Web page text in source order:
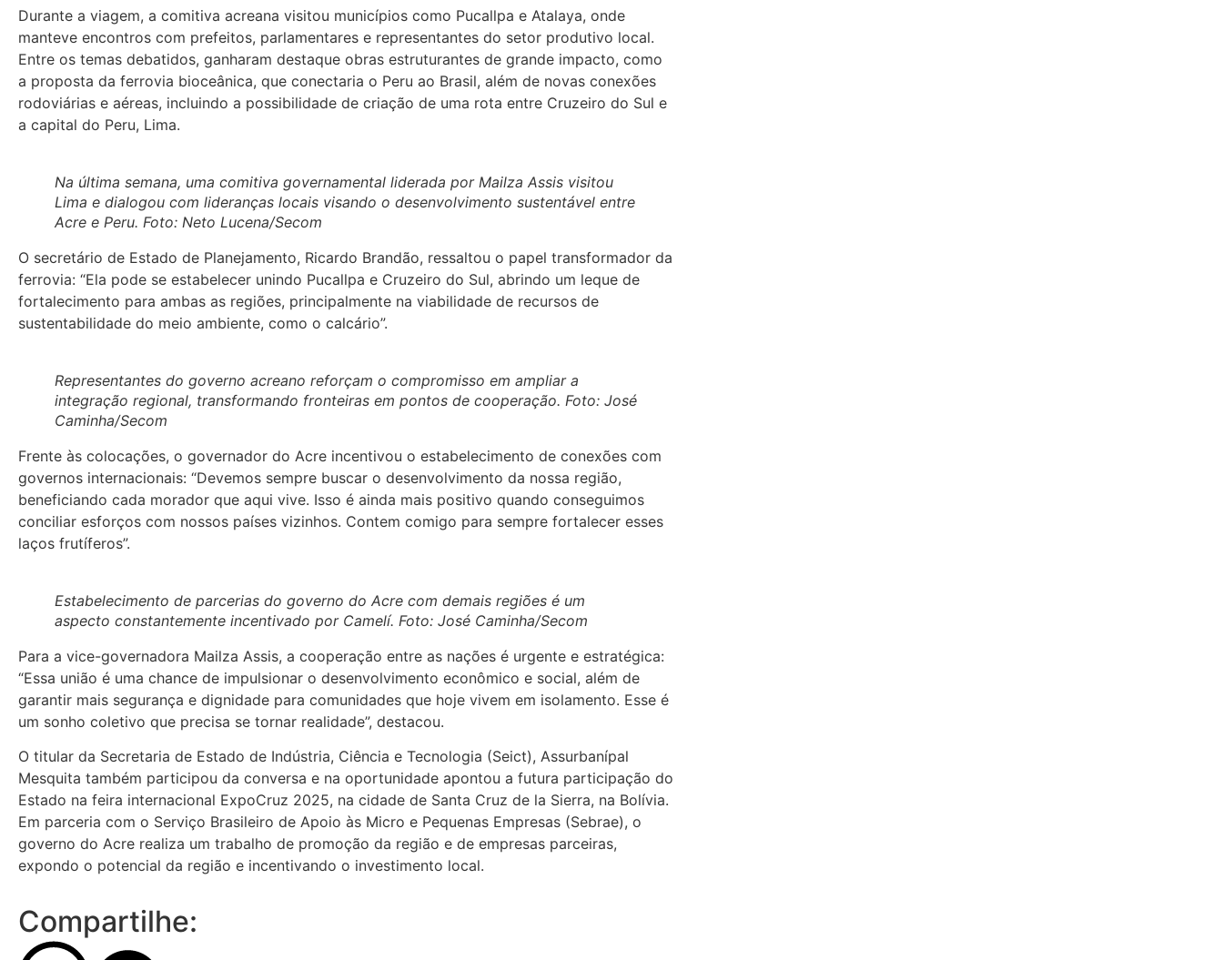
Durante a viagem, a comitiva acreana visitou municípios como Pucallpa e Atalaya, onde
manteve encontros com prefeitos, parlamentares e representantes do setor produtivo local.
Entre os temas debatidos, ganharam destaque obras estruturantes de grande impacto, como
a proposta da ferrovia bioceânica, que conectaria o Peru ao Brasil, além de novas conexões
rodoviárias e aéreas, incluindo a possibilidade de criação de uma rota entre Cruzeiro do Sul e
a capital do Peru, Lima.
Na última semana, uma comitiva governamental liderada por Mailza Assis visitou
Lima e dialogou com lideranças locais visando o desenvolvimento sustentável entre
Acre e Peru. Foto: Neto Lucena/Secom
O secretário de Estado de Planejamento, Ricardo Brandão, ressaltou o papel transformador da
ferrovia: “Ela pode se estabelecer unindo Pucallpa e Cruzeiro do Sul, abrindo um leque de
fortalecimento para ambas as regiões, principalmente na viabilidade de recursos de
sustentabilidade do meio ambiente, como o calcário”.
Representantes do governo acreano reforçam o compromisso em ampliar a
integração regional, transformando fronteiras em pontos de cooperação. Foto: José
Caminha/Secom
Frente às colocações, o governador do Acre incentivou o estabelecimento de conexões com
governos internacionais: “Devemos sempre buscar o desenvolvimento da nossa região,
beneficiando cada morador que aqui vive. Isso é ainda mais positivo quando conseguimos
conciliar esforços com nossos países vizinhos. Contem comigo para sempre fortalecer esses
laços frutíferos”.
Estabelecimento de parcerias do governo do Acre com demais regiões é um
aspecto constantemente incentivado por Camelí. Foto: José Caminha/Secom
Para a vice-governadora Mailza Assis, a cooperação entre as nações é urgente e estratégica:
“Essa união é uma chance de impulsionar o desenvolvimento econômico e social, além de
garantir mais segurança e dignidade para comunidades que hoje vivem em isolamento. Esse é
um sonho coletivo que precisa se tornar realidade”, destacou.
O titular da Secretaria de Estado de Indústria, Ciência e Tecnologia (Seict), Assurbanípal
Mesquita também participou da conversa e na oportunidade apontou a futura participação do
Estado na feira internacional ExpoCruz 2025, na cidade de Santa Cruz de la Sierra, na Bolívia.
Em parceria com o Serviço Brasileiro de Apoio às Micro e Pequenas Empresas (Sebrae), o
governo do Acre realiza um trabalho de promoção da região e de empresas parceiras,
expondo o potencial da região e incentivando o investimento local.
Compartilhe: